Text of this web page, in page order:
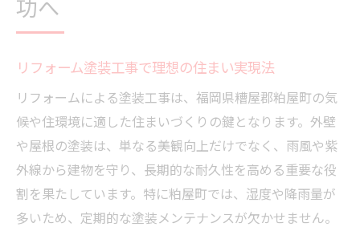
塗装工事とリフォームの相乗効果を解説
リフォーム活用で長持ちする塗装工事法
塗装工事を成功へ導くリフォームの知識
塗装工事のポイントを徹底解説
リフォーム視点で見る塗装工事の注意点
塗装工事選びでリフォーム成功を目指す
功へ
リフォーム塗装工事で理想の住まい実現法
リフォームによる塗装工事は、福岡県糟屋郡粕屋町の気
候や住環境に適した住まいづくりの鍵となります。外壁
や屋根の塗装は、単なる美観向上だけでなく、雨風や紫
外線から建物を守り、長期的な耐久性を高める重要な役
割を果たしています。特に粕屋町では、湿度や降雨量が
多いため、定期的な塗装メンテナンスが欠かせません。